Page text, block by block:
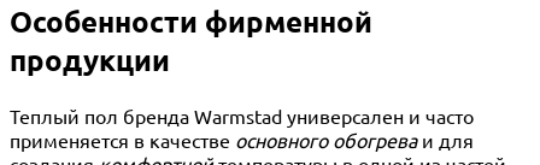
Особенности фирменной
продукции
Теплый пол бренда Warmstad универсален и часто
применяется в качестве основного обогреваи для